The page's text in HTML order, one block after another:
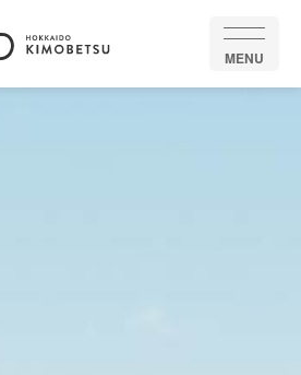
MENU